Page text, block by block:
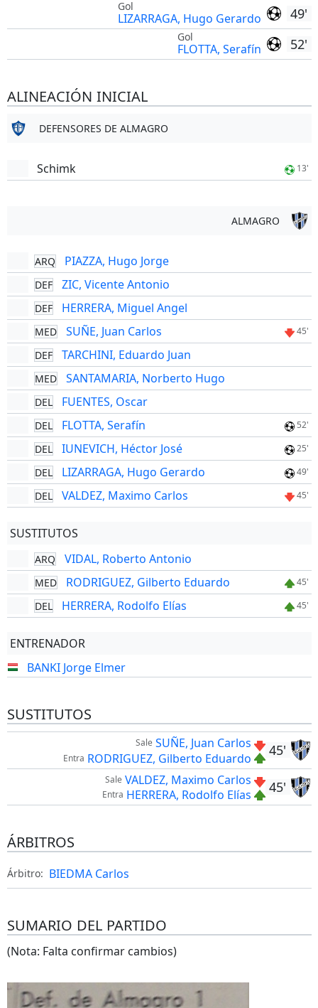
49'
Gol
LIZARRAGA, Hugo Gerardo
52'
Gol
FLOTTA, Serafín
ALINEACIÓN INICIAL
DEFENSORES DE ALMAGRO
Schimk 13'
ALMAGRO
ARQ PIAZZA, Hugo Jorge
DEF ZIC, Vicente Antonio
DEF HERRERA, Miguel Angel
MED SUÑE, Juan Carlos 45'
DEF TARCHINI, Eduardo Juan
MED SANTAMARIA, Norberto Hugo
DEL FUENTES, Oscar
DEL FLOTTA, Serafín 52'
DEL IUNEVICH, Héctor José 25'
DEL LIZARRAGA, Hugo Gerardo 49'
DEL VALDEZ, Maximo Carlos 45'
SUSTITUTOS
ARQ VIDAL, Roberto Antonio
MED RODRIGUEZ, Gilberto Eduardo 45'
DEL HERRERA, Rodolfo Elías 45'
ENTRENADOR
BANKI Jorge Elmer
SUSTITUTOS
45'
Sale SUÑE, Juan Carlos
Entra RODRIGUEZ, Gilberto Eduardo
45'
Sale VALDEZ, Maximo Carlos
Entra HERRERA, Rodolfo Elías
ÁRBITROS
Árbitro: BIEDMA Carlos
SUMARIO DEL PARTIDO
(Nota: Falta confirmar cambios)